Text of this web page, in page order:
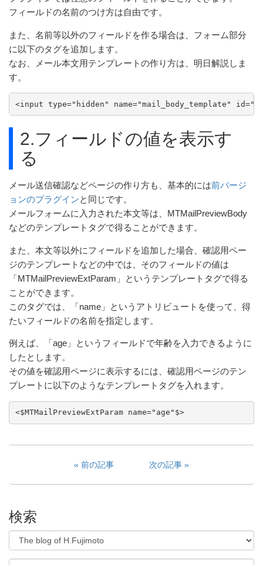
フィールドの名前のつけ方は自由です。
また、名前等以外のフィールドを作る場合は、フォーム部分
に以下のタグを追加します。
なお、メール本文用テンプレートの作り方は、明日解説しま
す。
<input type="hidden" name="mail_body_template"
2.フィールドの値を表示す
る
メール送信確認などページの作り方も、基本的には前バージ
ョンのプラグインと同じです。
メールフォームに入力された本文等は、MTMailPreviewBody
などのテンプレートタグで得ることができます。
また、本文等以外にフィールドを追加した場合、確認用ペー
ジのテンプレートなどの中では、そのフィールドの値は
「MTMailPreviewExtParam」というテンプレートタグで得る
ことができます。
このタグでは、「name」というアトリビュートを使って、得
たいフィールドの名前を指定します。
例えば、「age」というフィールドで年齢を入力できるように
したとします。
その値を確認用ページに表示するには、確認用ページのテン
プレートに以下のようなテンプレートタグを入れます。
<$MTMailPreviewExtParam name="age"$>
前の記事 次の記事
検索